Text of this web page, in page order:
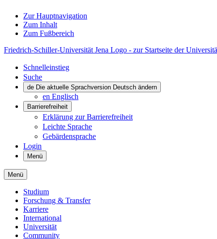
Zur Hauptnavigation
Zum Inhalt
Zum Fußbereich
Friedrich-Schiller-Universität Jena Logo - zur Startseite der
Schnelleinstieg
Suche
de Die aktuelle Sprachversion Deutsch ändern
en Englisch
Barrierefreiheit
Erklärung zur Barrierefreiheit
Leichte Sprache
Gebärdensprache
Login
Menü
Menü
Studium
Forschung & Transfer
Karriere
International
Universität
Community